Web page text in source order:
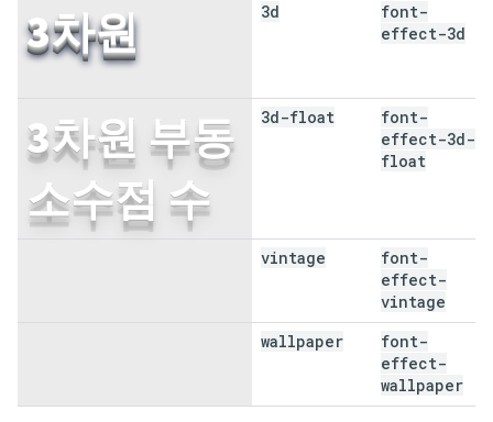
3차원 3d
font-
effect-3d
3차원 부동
소수점 수
3d-float
font-
effect-3d-
float
vintage
font-
effect-
vintage
wallpaper
font-
effect-
wallpaper